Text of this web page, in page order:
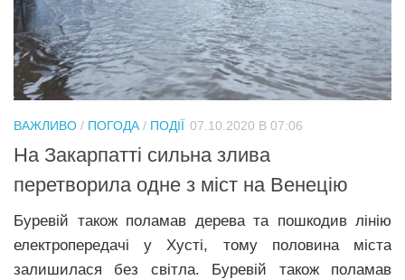
ВАЖЛИВО / ПОГОДА / ПОДІЇ 07.10.2020 В 07:06
На Закарпатті сильна злива
перетворила одне з міст на Венецію
Буревій також поламав дерева та пошкодив лінію
електропередачі у Хусті, тому половина міста
залишилася без світла. Буревій також поламав